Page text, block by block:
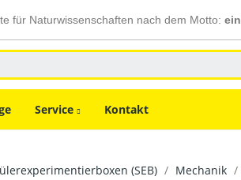
für Naturwissenschaften nach dem Motto:
Service Kontakt
(SEB) Mechanik